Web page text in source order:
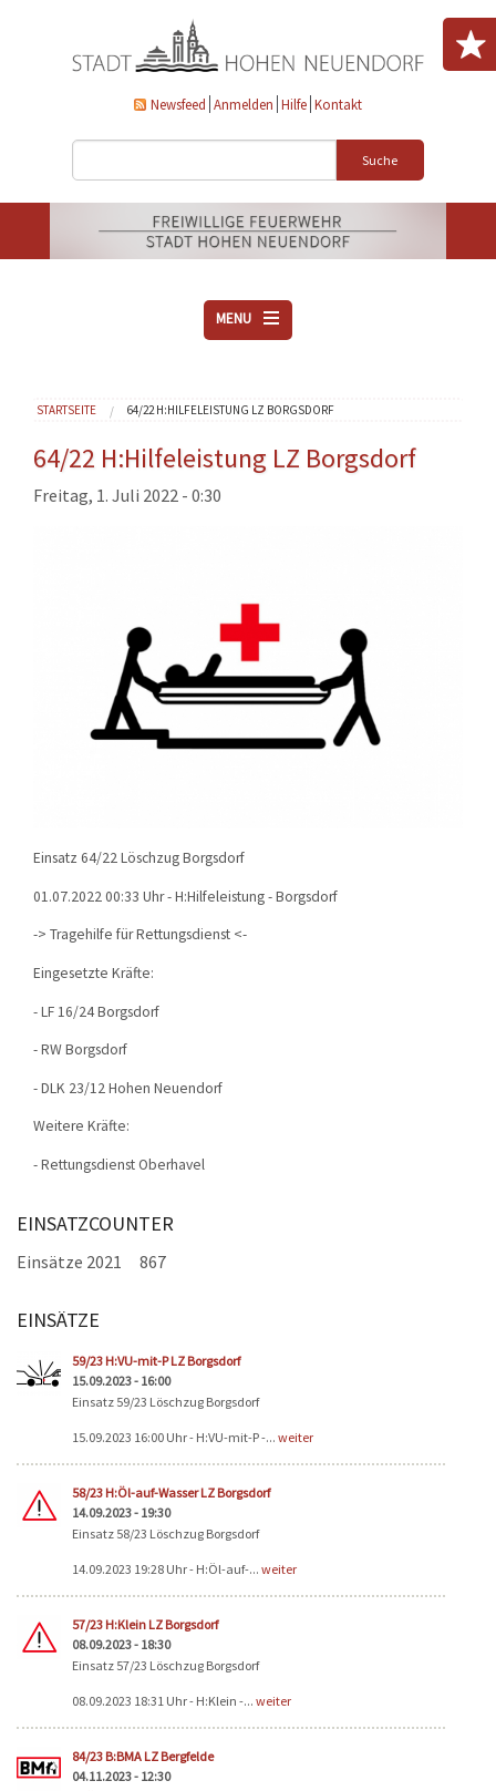
Newsfeed Anmelden Hilfe Kontakt
Suche
MENU
VEREINE
AKTUELLES
DOWNLOADS
Sie sind hier
STARTSEITE 64/22 H:HILFELEISTUNG LZ BORGSDORF
64/22 H:Hilfeleistung LZ Borgsdorf
Freitag, 1. Juli 2022 - 0:30
Einsatz 64/22 Löschzug Borgsdorf
01.07.2022 00:33 Uhr - H:Hilfeleistung - Borgsdorf
-> Tragehilfe für Rettungsdienst <-
Eingesetzte Kräfte:
- LF 16/24 Borgsdorf
- RW Borgsdorf
- DLK 23/12 Hohen Neuendorf
Weitere Kräfte:
- Rettungsdienst Oberhavel
EINSATZCOUNTER
Einsätze 2021 867
EINSÄTZE
59/23 H:VU-mit-P LZ Borgsdorf
15.09.2023 - 16:00
Einsatz 59/23 Löschzug Borgsdorf
15.09.2023 16:00 Uhr - H:VU-mit-P -... weiter
58/23 H:Öl-auf-Wasser LZ Borgsdorf
14.09.2023 - 19:30
Einsatz 58/23 Löschzug Borgsdorf
14.09.2023 19:28 Uhr - H:Öl-auf-... weiter
57/23 H:Klein LZ Borgsdorf
08.09.2023 - 18:30
Einsatz 57/23 Löschzug Borgsdorf
08.09.2023 18:31 Uhr - H:Klein -... weiter
84/23 B:BMA LZ Bergfelde
04.11.2023 - 12:30
Seiten